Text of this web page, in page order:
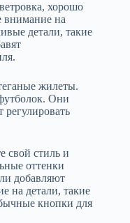
хорошо
внимание на
детали, такие
жилеты.
Они
свой стиль и
оттенки
добавляют
на детали, такие
кнопки для